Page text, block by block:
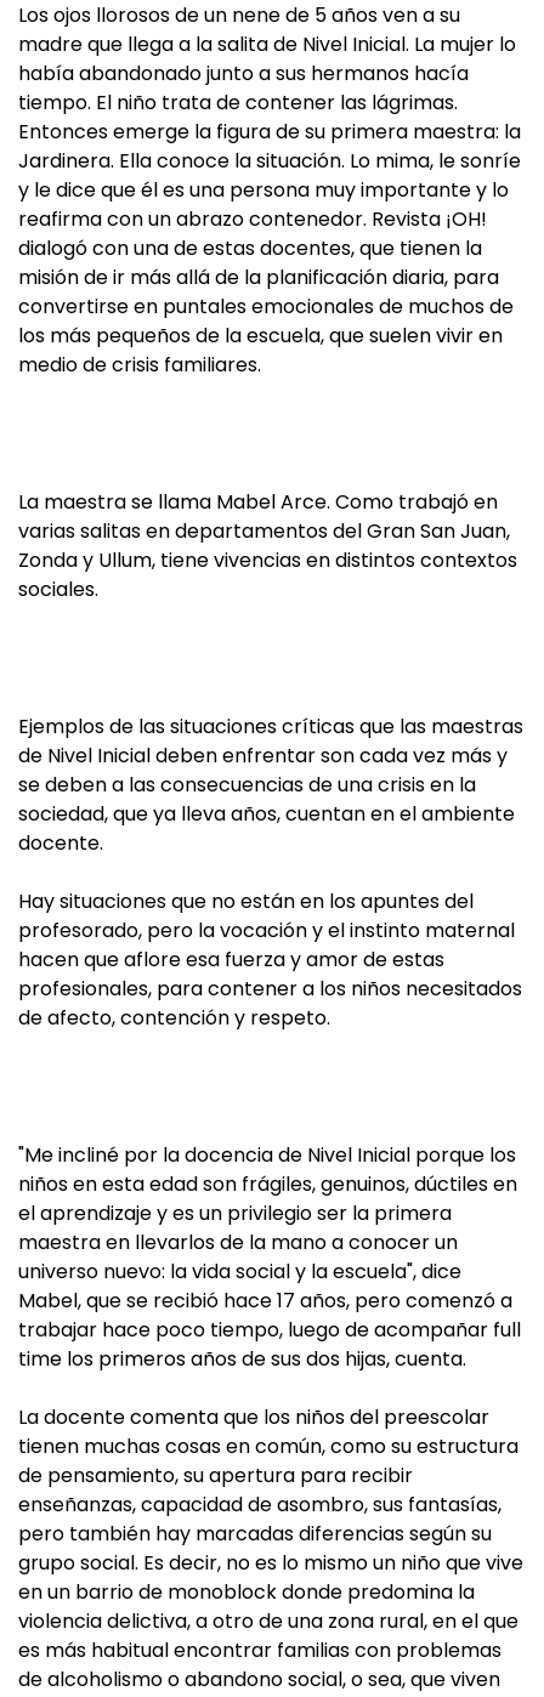
Los ojos llorosos de un nene de 5 años ven a su
madre que llega a la salita de Nivel Inicial. La mujer lo
había abandonado junto a sus hermanos hacía
tiempo. El niño trata de contener las lágrimas.
Entonces emerge la figura de su primera maestra: la
Jardinera. Ella conoce la situación. Lo mima, le sonríe
y le dice que él es una persona muy importante y lo
reafirma con un abrazo contenedor. Revista ¡OH!
dialogó con una de estas docentes, que tienen la
misión de ir más allá de la planificación diaria, para
convertirse en puntales emocionales de muchos de
los más pequeños de la escuela, que suelen vivir en
medio de crisis familiares.
La maestra se llama Mabel Arce. Como trabajó en
varias salitas en departamentos del Gran San Juan,
Zonda y Ullum, tiene vivencias en distintos contextos
sociales.
Ejemplos de las situaciones críticas que las maestras
de Nivel Inicial deben enfrentar son cada vez más y
se deben a las consecuencias de una crisis en la
sociedad, que ya lleva años, cuentan en el ambiente
docente.
Hay situaciones que no están en los apuntes del
profesorado, pero la vocación y el instinto maternal
hacen que aflore esa fuerza y amor de estas
profesionales, para contener a los niños necesitados
de afecto, contención y respeto.
"Me incliné por la docencia de Nivel Inicial porque los
niños en esta edad son frágiles, genuinos, dúctiles en
el aprendizaje y es un privilegio ser la primera
maestra en llevarlos de la mano a conocer un
universo nuevo: la vida social y la escuela", dice
Mabel, que se recibió hace 17 años, pero comenzó a
trabajar hace poco tiempo, luego de acompañar full
time los primeros años de sus dos hijas, cuenta.
La docente comenta que los niños del preescolar
tienen muchas cosas en común, como su estructura
de pensamiento, su apertura para recibir
enseñanzas, capacidad de asombro, sus fantasías,
pero también hay marcadas diferencias según su
grupo social. Es decir, no es lo mismo un niño que vive
en un barrio de monoblock donde predomina la
violencia delictiva, a otro de una zona rural, en el que
es más habitual encontrar familias con problemas
de alcoholismo o abandono social, o sea, que viven